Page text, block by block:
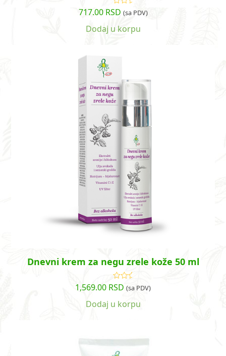
Ocenjeno
sa4.59od
717.00 RSD (sa PDV)
Dodaj u korpu
Dnevni krem za negu zrele kože 50 ml
Ocenjeno
sa4.29
1,569.00 RSD (sa PDV)
Dodaj u korpu